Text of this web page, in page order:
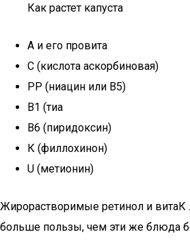
Как растет капуста
А и его провита
С (кислота аскорбиновая)
РР (ниацин или В5)
В1 (тиа
В6 (пиридоксин)
К (филлохинон)
U (метионин)
Жирорастворимые ретинол и витаК
больше пользы, чем эти же блюда